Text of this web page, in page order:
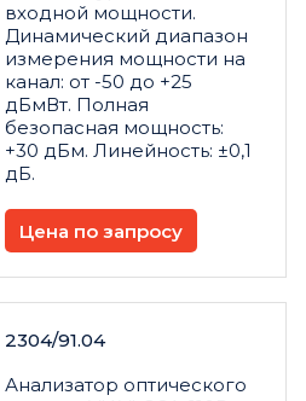
входной мощности.
Динамический диапазон
измерения мощности на
канал: от -50 до +25
дБмВт. Полная
безопасная мощность:
+30 дБм. Линейность: ±0,1
дБ.
Цена по запросу
2304/91.04
Анализатор оптического